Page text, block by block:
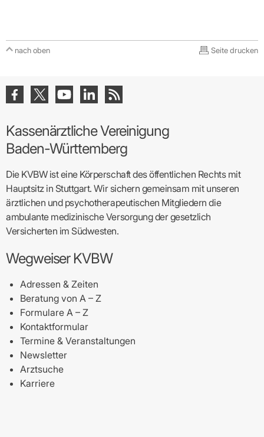
nach oben Seite drucken
Kassenärztliche Vereinigung
Baden-Württemberg
Die KVBW ist eine Körperschaft des öffentlichen Rechts mit
Hauptsitz in Stuttgart. Wir sichern gemeinsam mit unseren
ärztlichen und psychotherapeutischen Mitgliedern die
ambulante medizinische Versorgung der gesetzlich
Versicherten im Südwesten.
Wegweiser KVBW
Adressen & Zeiten
Beratung von A – Z
Formulare A – Z
Kontaktformular
Termine & Veranstaltungen
Newsletter
Arztsuche
Karriere